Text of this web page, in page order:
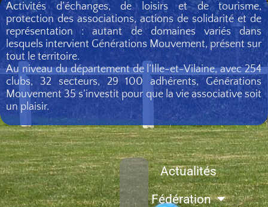
Activités d’échanges, de loisirs et de tourisme,
protection des associations, actions de solidarité et de
représentation : autant de domaines variés dans
lesquels intervient Générations Mouvement, présent sur
tout le territoire.
Au niveau du département de l’Ille-et-Vilaine, avec 254
clubs, 32 secteurs, 29 100 adhérents, Générations
Mouvement 35 s’investit pour que la vie associative soit
un plaisir.
Actualités
Fédération